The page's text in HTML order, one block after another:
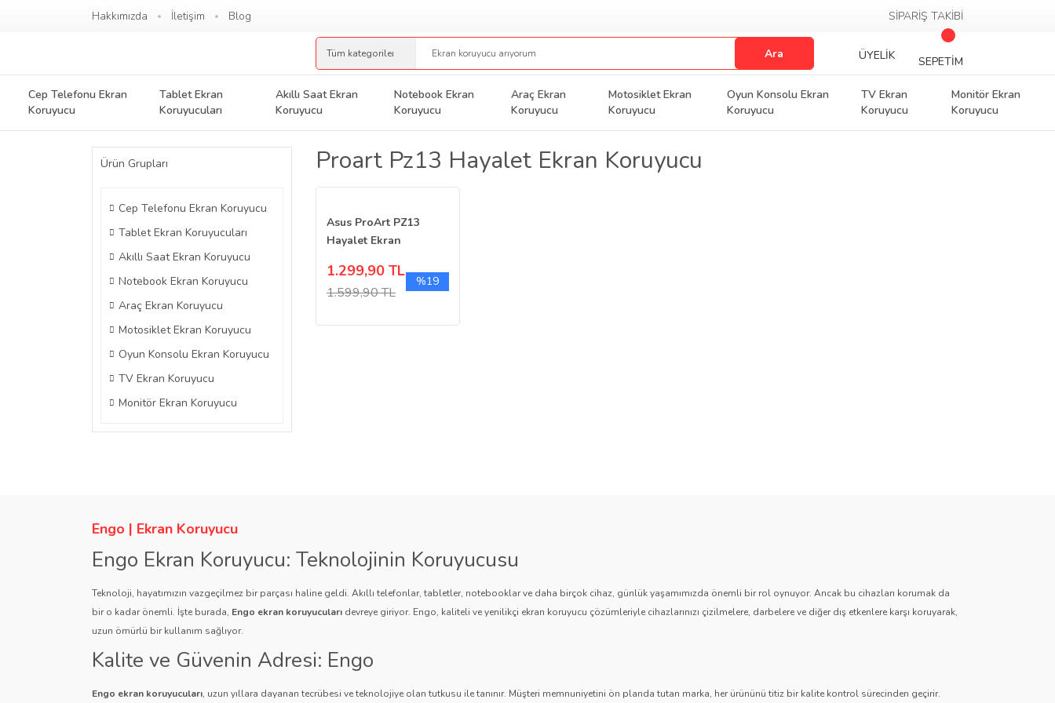
Hakkımızda İletişim Blog SİPARİŞ TAKİBİ
Ara ÜYELİK SEPETİM
Cep Telefonu Ekran
Koruyucu
Tablet Ekran
Koruyucuları
Akıllı Saat Ekran
Koruyucu
Notebook Ekran
Koruyucu
Araç Ekran
Koruyucu
Motosiklet Ekran
Koruyucu
Oyun Konsolu Ekran
Koruyucu
TV Ekran
Koruyucu
Monitör Ekran
Koruyucu
Ürün Grupları
Cep Telefonu Ekran Koruyucu
Tablet Ekran Koruyucuları
Akıllı Saat Ekran Koruyucu
Notebook Ekran Koruyucu
Araç Ekran Koruyucu
Motosiklet Ekran Koruyucu
Oyun Konsolu Ekran Koruyucu
TV Ekran Koruyucu
Monitör Ekran Koruyucu
Proart Pz13 Hayalet Ekran Koruyucu
Asus ProArt PZ13
Hayalet Ekran
16:10
1.299,90 TL
1.599,90 TL
%19
Engo | Ekran Koruyucu
Engo Ekran Koruyucu: Teknolojinin Koruyucusu
Teknoloji, hayatımızın vazgeçilmez bir parçası haline geldi. Akıllı telefonlar, tabletler, notebooklar ve daha birçok cihaz, günlük yaşamımızda önemli bir rol oynuyor. Ancak bu cihazları korumak da
bir o kadar önemli. İşte burada, Engo ekran koruyucuları devreye giriyor. Engo, kaliteli ve yenilikçi ekran koruyucu çözümleriyle cihazlarınızı çizilmelere, darbelere ve diğer dış etkenlere karşı koruyarak,
uzun ömürlü bir kullanım sağlıyor.
Kalite ve Güvenin Adresi: Engo
Engo ekran koruyucuları, uzun yıllara dayanan tecrübesi ve teknolojiye olan tutkusu ile tanınır. Müşteri memnuniyetini ön planda tutan marka, her ürününü titiz bir kalite kontrol sürecinden geçirir.